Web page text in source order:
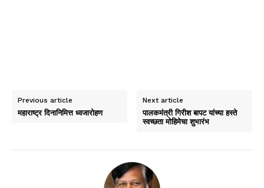
Previous article
महाराष्ट्र दिनानिमित्त ध्वजारोहण
Next article
पालकमंत्री गिरीश बापट यांच्या हस्ते
स्वच्छता मोहिमेचा शुभारंभ